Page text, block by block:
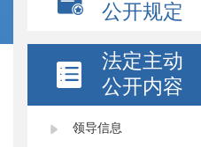
公开规定
法定主动
公开内容
领导信息